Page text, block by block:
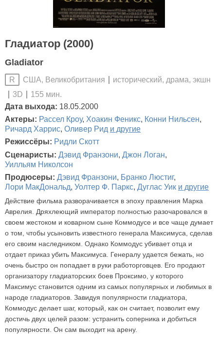
Гладиатор (2000)
Gladiator
R США, Великобритания
исторический, драма, экшн
3D
155 мин.
Дата выхода: 18.05.2000
Актеры: Рассел Кроу, Хоакин Феникс, Конни Нильсен,
Ричард Харрис, Оливер Рид и другие
Режиссёры: Ридли Скотт
Сценаристы: Дэвид Франзони, Джон Логан,
Уилльям Николсон
Продюсеры: Дэвид Франзони, Бранко Люстиг,
Лори МакДональд, Уолтер Ф. Паркс, Дуглас Уик и другие
Действие фильма разворачивается в эпоху правления Марка
Аврелия. Дряхлеющий император полностью разочаровался в
своем жестоком и коварном сыне Коммодусе и все чаще думает
о том, чтобы усыновить известного генерала Максимуса, сделав
его своим наследником. Однако Коммодус убивает отца и
отдает приказ убить Максимуса. Генералу удается бежать, но
очень быстро он попадает в руки работорговцев. Его продают
организатору гладиаторских боев Проксимо, у которого
Максимус становится одним из самых популярных и любимых в
народе гладиаторов. Завидуя популярности гладиатора,
Коммодус делает шаг, который, как он считает, позволит ему
достичь двух целей разом: устранить соперника и добиться
популярности. Он сам выходит на арену.